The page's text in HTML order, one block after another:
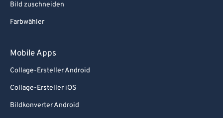
Bild zuschneiden
Farbwähler
Mobile Apps
Collage-Ersteller Android
Collage-Ersteller iOS
Bildkonverter Android